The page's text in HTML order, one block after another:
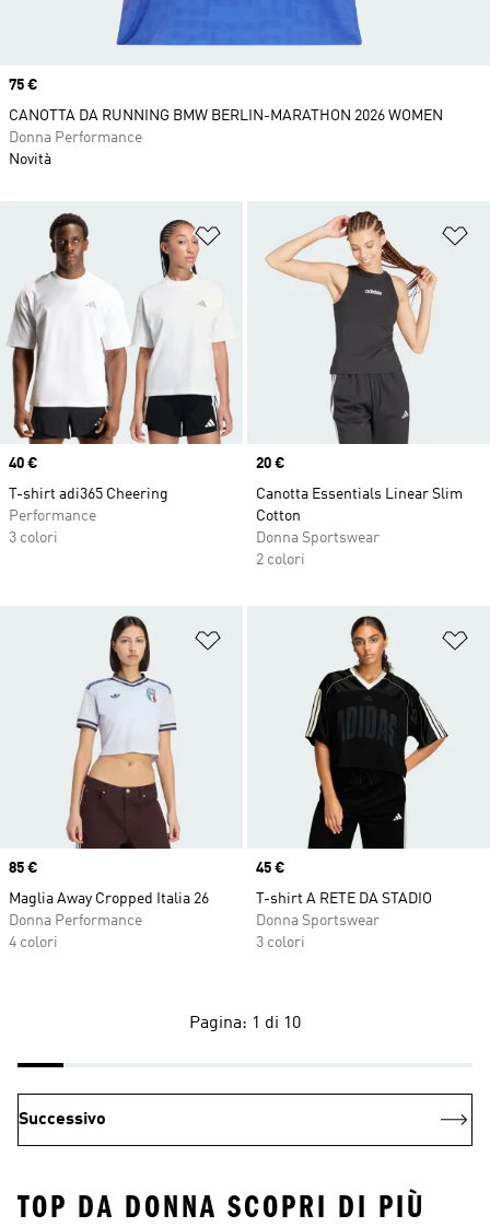
Aggiungi alla lista dei desideri
Price
40 €
T-shirt adi365 Cheering
Performance
3 colori
Price
20 €
Canotta Essentials Linear Slim
Cotton
Donna Sportswear
2 colori
Aggiungi alla lista dei desideri
Price
85 €
Maglia Away Cropped Italia 26
Donna Performance
4 colori
Price
45 €
T-shirt A RETE DA STADIO
Donna Sportswear
3 colori
Price
75 €
CANOTTA DA RUNNING BMW BERLIN-MARATHON 2026 WOMEN
Donna Performance
Novità
Pagina: 1 di 10
Successivo
TOP DA DONNA SCOPRI DI PIÙ